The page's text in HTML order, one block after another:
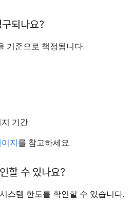
되나요?
기준으로 책정됩니다.
기간
지를 참고하세요.
할 수 있나요?
스템 한도를 확인할 수 있습니다.